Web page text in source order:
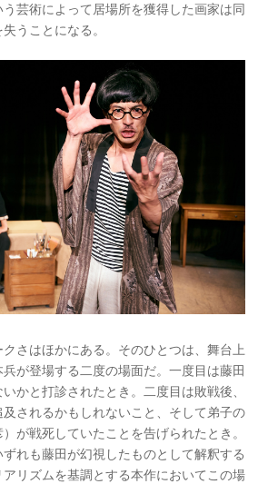
芸術によって居場所を獲得した画家は同
うことになる。
さはほかにある。そのひとつは、舞台上
が登場する二度の場面だ。一度目は藤田
かと打診されたとき。二度目は敗戦後、
されるかもしれないこと、そして弟子の
が戦死していたことを告げられたとき。
れも藤田が幻視したものとして解釈する
リズムを基調とする本作においてこの場